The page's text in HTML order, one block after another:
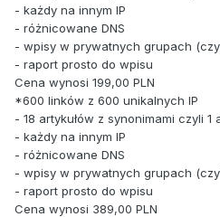
- każdy na innym IP
- różnicowane DNS
- wpisy w prywatnych grupach
- raport prosto do wpisu
Cena wynosi 199,00 PLN
*600 linków z 600 unikalnych IP
- 18 artykułów z synonimami czyli
- każdy na innym IP
- różnicowane DNS
- wpisy w prywatnych grupach
- raport prosto do wpisu
Cena wynosi 389,00 PLN